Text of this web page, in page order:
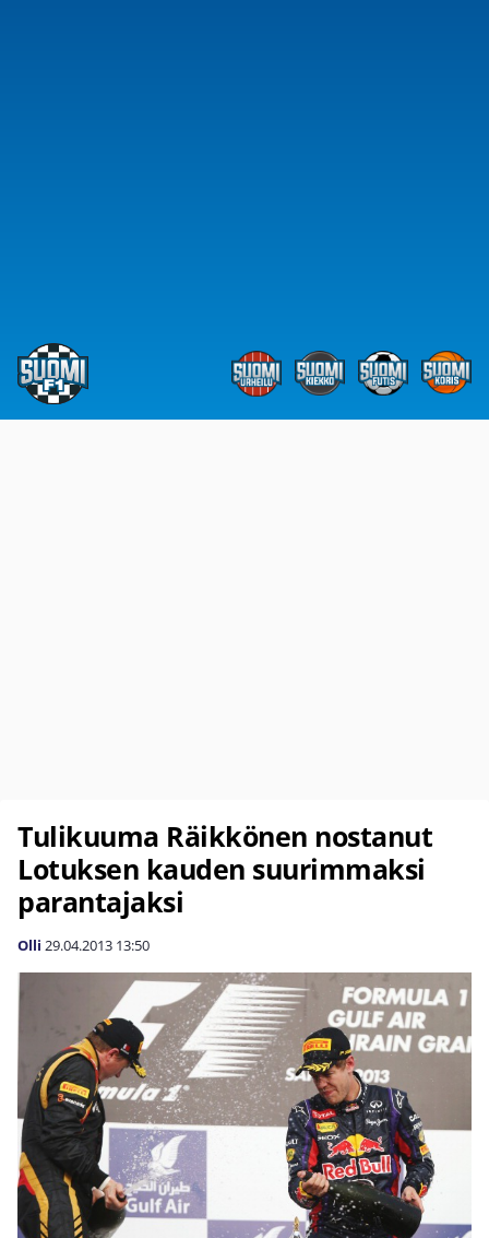
Tulikuuma Räikkönen nostanut
Lotuksen kauden suurimmaksi
parantajaksi
Olli 29.04.2013 13:50